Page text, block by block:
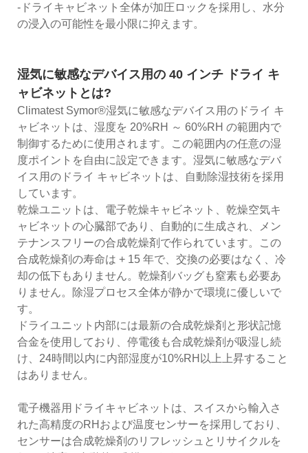
-ドライキャビネット全体が加圧ロックを採用し、水分
の浸入の可能性を最小限に抑えます。
湿気に敏感なデバイス用の 40 インチ ドライ キ
ャビネットとは?
Climatest Symor®湿気に敏感なデバイス用のドライ キ
ャビネットは、湿度を 20%RH ～ 60%RH の範囲内で
制御するために使用されます。この範囲内の任意の湿
度ポイントを自由に設定できます。湿気に敏感なデバ
イス用のドライ キャビネットは、自動除湿技術を採用
しています。
乾燥ユニットは、電子乾燥キャビネット、乾燥空気キ
ャビネットの心臓部であり、自動的に生成され、メン
テナンスフリーの合成乾燥剤で作られています。この
合成乾燥剤の寿命は + 15 年で、交換の必要はなく、冷
却の低下もありません。乾燥剤バッグも窒素も必要あ
りません。除湿プロセス全体が静かで環境に優しいで
す。
ドライユニット内部には最新の合成乾燥剤と形状記憶
合金を使用しており、停電後も合成乾燥剤が吸湿し続
け、24時間以内に内部湿度が10%RH以上上昇すること
はありません。
電子機器用ドライキャビネットは、スイスから輸入さ
れた高精度のRHおよび温度センサーを採用しており、
センサーは合成乾燥剤のリフレッシュとリサイクルを